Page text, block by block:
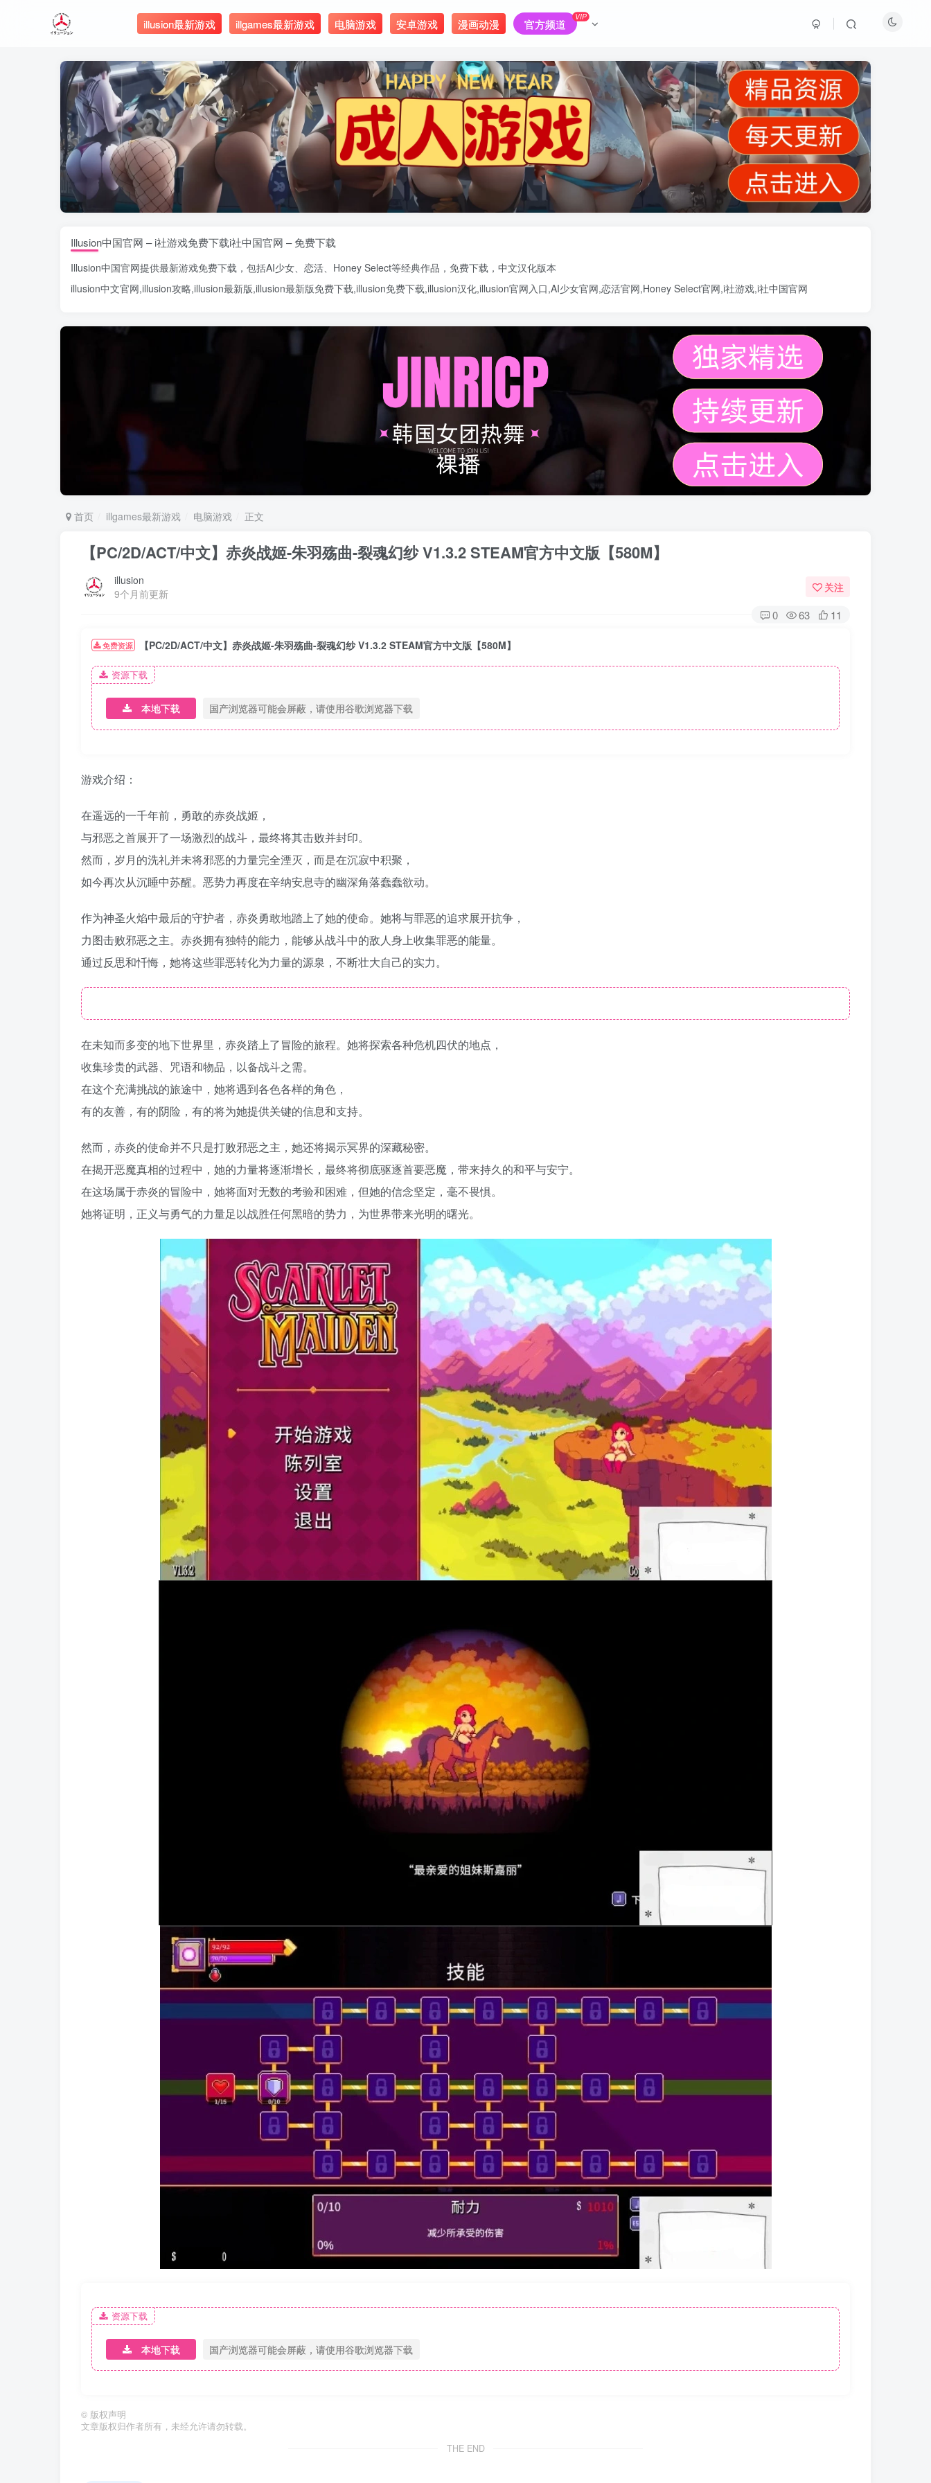
illusion最新游戏 illgames最新游戏 电脑游戏 安卓游戏 漫画动漫 官方频道
VIP
Illusion中国官网 – i社游戏免费下载i社中国官网 – 免费下载
Illusion中国官网提供最新游戏免费下载，包括AI少女、 恋活、 Honey Select等经典作品，免费下载，中文汉化版本
illusion中文官网,illusion攻略,illusion最新版,illusion最新版免费下载,illusion免费下载,illusion汉化,illusion官网入口,AI少女官网,恋活官网,Honey Select官网,i社游戏,i社中国官网
首页 illgames最新游戏 电脑游戏 正文
【PC/2D/ACT/中文】赤炎战姬-朱羽殇曲-裂魂幻纱 V1.3.2 STEAM官方中文版【580M】
illusion
9个月前更新
关注
0 63 11
免费资源 【PC/2D/ACT/中文】赤炎战姬-朱羽殇曲-裂魂幻纱 V1.3.2 STEAM官方中文版【580M】
资源下载
本地下载 国产浏览器可能会屏蔽，请使用谷歌浏览器下载
游戏介绍：
在遥远的一千年前，勇敢的赤炎战姬，
与邪恶之首展开了一场激烈的战斗，最终将其击败并封印。
然而，岁月的洗礼并未将邪恶的力量完全湮灭，而是在沉寂中积聚，
如今再次从沉睡中苏醒。恶势力再度在辛纳安息寺的幽深角落蠢蠢欲动。
作为神圣火焰中最后的守护者，赤炎勇敢地踏上了她的使命。她将与罪恶的追求展开抗争，
力图击败邪恶之主。赤炎拥有独特的能力，能够从战斗中的敌人身上收集罪恶的能量。
通过反思和忏悔，她将这些罪恶转化为力量的源泉，不断壮大自己的实力。
在未知而多变的地下世界里，赤炎踏上了冒险的旅程。她将探索各种危机四伏的地点，
收集珍贵的武器、咒语和物品，以备战斗之需。
在这个充满挑战的旅途中，她将遇到各色各样的角色，
有的友善，有的阴险，有的将为她提供关键的信息和支持。
然而，赤炎的使命并不只是打败邪恶之主，她还将揭示冥界的深藏秘密。
在揭开恶魔真相的过程中，她的力量将逐渐增长，最终将彻底驱逐首要恶魔，带来持久的和平与安宁。
在这场属于赤炎的冒险中，她将面对无数的考验和困难，但她的信念坚定，毫不畏惧。
她将证明，正义与勇气的力量足以战胜任何黑暗的势力，为世界带来光明的曙光。
资源下载
本地下载 国产浏览器可能会屏蔽，请使用谷歌浏览器下载
© 版权声明
文章版权归作者所有，未经允许请勿转载。
THE END